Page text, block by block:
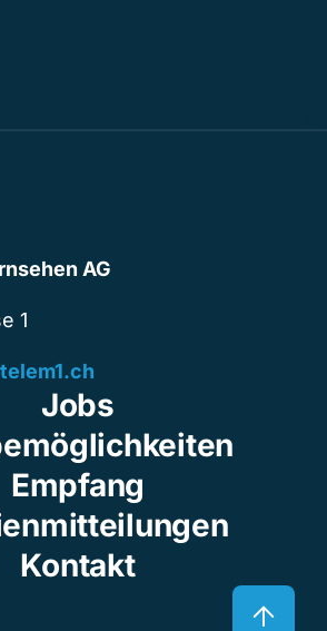
AG
1
Jobs
Empfang
Kontakt